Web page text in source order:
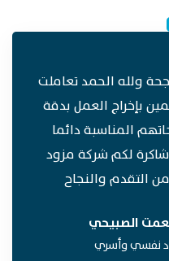
ولله الحمد تعاملت
بإخراج العمل بدقة
المناسبة دائما
لكم شركة مزود
التقدم والنجاح
الصبيحي
نفسي وأسري